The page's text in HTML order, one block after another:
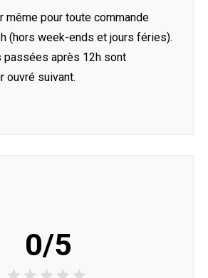
même pour toute commande
(hors week-ends et jours féries).
passées après 12h sont
ouvré suivant.
0/5